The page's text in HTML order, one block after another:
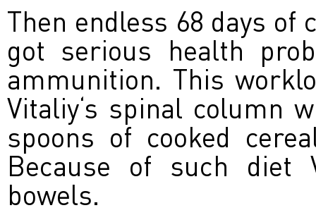
Then endless 68 days of
got serious health
ammunition. This
Vitaliy‘s spinal column
spoons of cooked
Because of such diet
bowels.